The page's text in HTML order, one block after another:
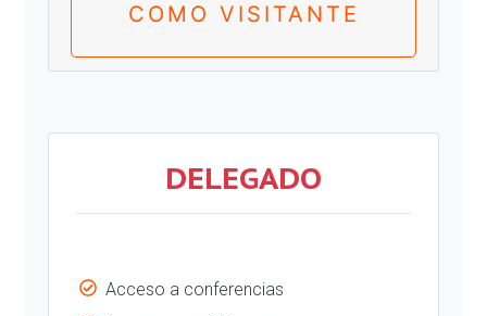
COMO VISITANTE
DELEGADO
Acceso a conferencias